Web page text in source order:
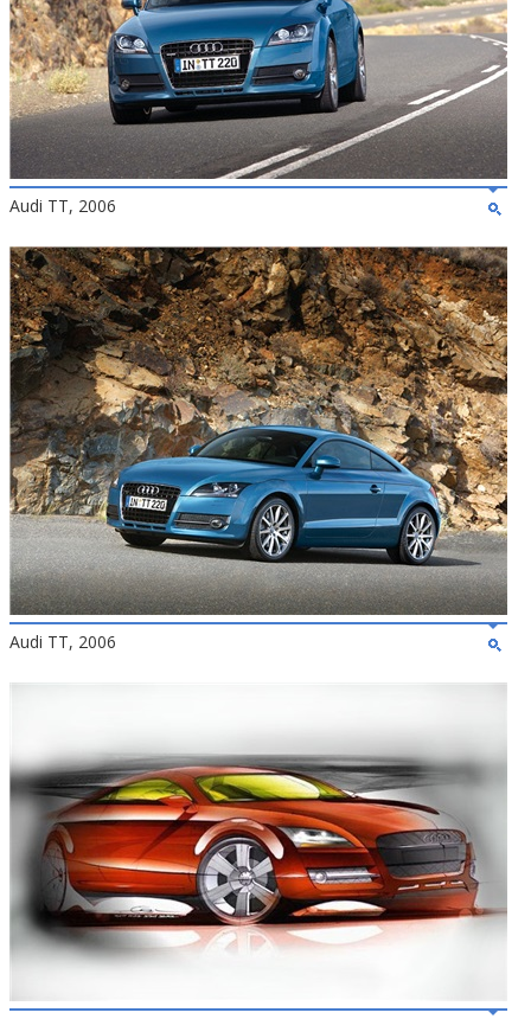
Audi TT, 2006
Audi TT, 2006